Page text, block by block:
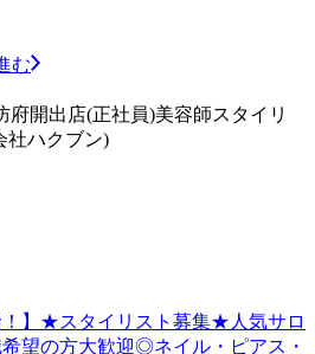
む
府開出店(正社員)美容師スタイリ
社ハクブン)
！】★スタイリスト募集★人気サロ
望の方大歓迎◎ネイル・ピアス・